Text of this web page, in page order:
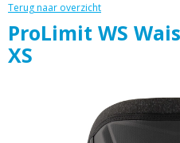
Terug naar overzicht
ProLimit WS
XS